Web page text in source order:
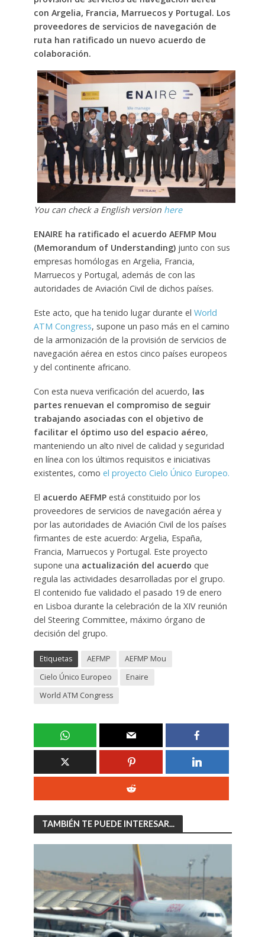
con Argelia, Francia, Marruecos y Portugal. Los
proveedores de servicios de navegación de
ruta han ratificado un nuevo acuerdo de
colaboración.
You can check a English version here
ENAIRE ha ratificado el acuerdo AEFMP Mou
(Memorandum of Understanding) junto con sus
empresas homólogas en Argelia, Francia,
Marruecos y Portugal, además de con las
autoridades de Aviación Civil de dichos países.
Este acto, que ha tenido lugar durante el World
ATM Congress, supone un paso más en el camino
de la armonización de la provisión de servicios de
navegación aérea en estos cinco países europeos
y del continente africano.
Con esta nueva verificación del acuerdo, las
partes renuevan el compromiso de seguir
trabajando asociadas con el objetivo de
facilitar el óptimo uso del espacio aéreo,
manteniendo un alto nivel de calidad y seguridad
en línea con los últimos requisitos e iniciativas
existentes, como el proyecto Cielo Único Europeo.
El acuerdo AEFMPestá constituido por los
proveedores de servicios de navegación aérea y
por las autoridades de Aviación Civil de los países
firmantes de este acuerdo: Argelia, España,
Francia, Marruecos y Portugal. Este proyecto
supone una actualización del acuerdo que
regula las actividades desarrolladas por el grupo.
El contenido fue validado el pasado 19 de enero
en Lisboa durante la celebración de la XIV reunión
del Steering Committee, máximo órgano de
decisión del grupo.
Etiquetas AEFMP
AEFMP Mou
Cielo Único Europeo
Enaire
World ATM Congress
TAMBIÉN TE PUEDE INTERESAR...